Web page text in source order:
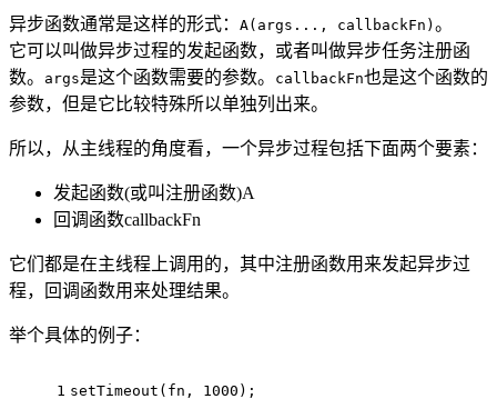
异步函数通常是这样的形式： A(args..., callbackFn) 。
它可以叫做异步过程的发起函数，或者叫做异步任务注册函
数。
args是这个函数需要的参数。 callbackFn也是这个函数的
参数，但是它比较特殊所以单独列出来。
所以，从主线程的角度看，一个异步过程包括下面两个要素：
发起函数(或叫注册函数)A
回调函数callbackFn
它们都是在主线程上调用的，其中注册函数用来发起异步过
程，回调函数用来处理结果。
举个具体的例子：
1 setTimeout(fn, 1000);